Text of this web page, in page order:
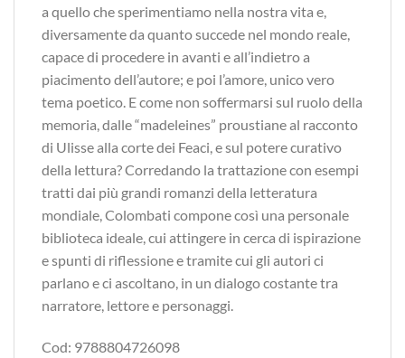
a quello che sperimentiamo nella nostra vita e,
diversamente da quanto succede nel mondo reale,
capace di procedere in avanti e all’indietro a
piacimento dell’autore; e poi l’amore, unico vero
tema poetico. E come non soffermarsi sul ruolo della
memoria, dalle “madeleines” proustiane al racconto
di Ulisse alla corte dei Feaci, e sul potere curativo
della lettura? Corredando la trattazione con esempi
tratti dai più grandi romanzi della letteratura
mondiale, Colombati compone così una personale
biblioteca ideale, cui attingere in cerca di ispirazione
e spunti di riflessione e tramite cui gli autori ci
parlano e ci ascoltano, in un dialogo costante tra
narratore, lettore e personaggi.
Cod: 9788804726098